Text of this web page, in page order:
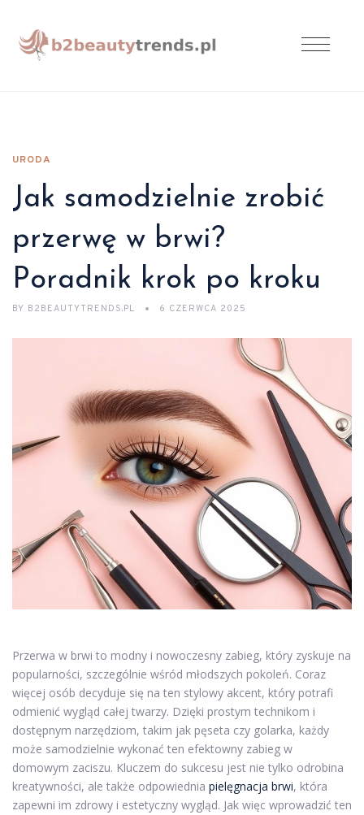
URODA
Jak samodzielnie zrobić
przerwę w brwi?
Poradnik krok po kroku
BY B2BEAUTYTRENDS.PL 6 CZERWCA 2025
Przerwa w brwi to modny i nowoczesny zabieg, który zyskuje na
popularności, szczególnie wśród młodszych pokoleń. Coraz
więcej osób decyduje się na ten stylowy akcent, który potrafi
odmienić wygląd całej twarzy. Dzięki prostym technikom i
dostępnym narzędziom, takim jak pęseta czy golarka, każdy
może samodzielnie wykonać ten efektowny zabieg w
domowym zaciszu. Kluczem do sukcesu jest nie tylko odrobina
kreatywności, ale także odpowiednia pielęgnacja brwi, która
zapewni im zdrowy i estetyczny wygląd. Jak więc wprowadzić ten